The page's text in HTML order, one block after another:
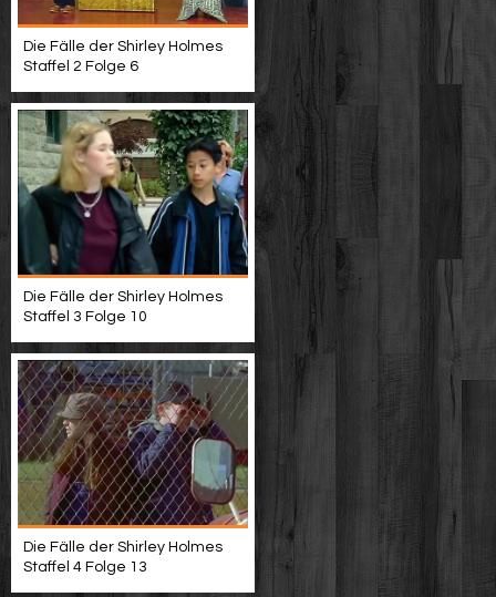
Die Fälle der Shirley Holmes
Staffel 2 Folge 6
Die Fälle der Shirley Holmes
Staffel 3 Folge 10
Die Fälle der Shirley Holmes
Staffel 4 Folge 13